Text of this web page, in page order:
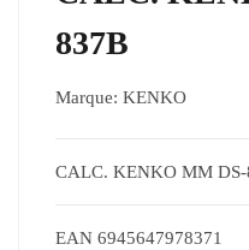
837B
Marque: KENKO
CALC. KENKO MM
EAN 6945647978371